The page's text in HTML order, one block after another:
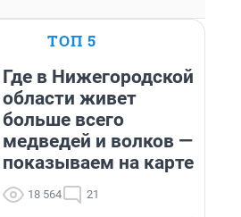
ТОП 5
Где в Нижегородской
области живет
больше всего
медведей и волков —
показываем на карте
18 564 21